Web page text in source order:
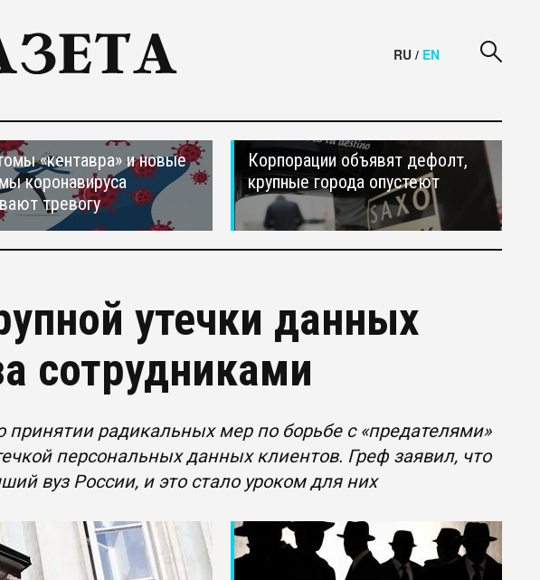
RU / EN
«кентавра» и новые
коронавируса
тревогу
Корпорации объявят дефолт,
крупные города опустеют
утечки данных
сотрудниками
радикальных мер по борьбе с «предателями»
персональных данных клиентов. Греф заявил, что
вуз России, и это стало уроком для них